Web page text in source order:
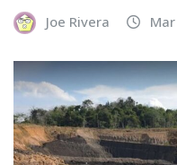
Joe Rivera